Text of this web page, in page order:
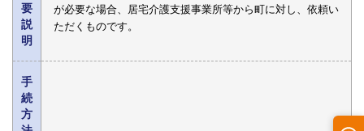
要
説
明
が必要な場合、居宅介護支援事業所等から町に対し、依頼い
ただくものです。
手
続
方